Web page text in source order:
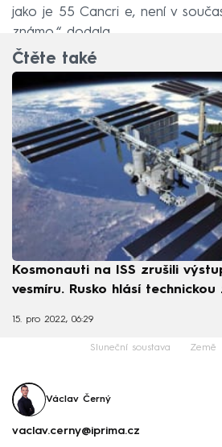
jako je 55 Cancri e, není v
známo,“ dodala.
Čtěte také
Kosmonauti na ISS zrušili
vesmíru. Rusko hlásí technickou
15. pro 2022, 06:29
Sluneční soustava Země
Václav Černý
vaclav.cerny@iprima.cz